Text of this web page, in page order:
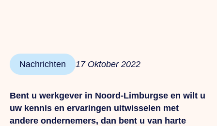
Nachrichten 17 Oktober 2022
Bent u werkgever in Noord-Limburgse en wilt u
uw kennis en ervaringen uitwisselen met
andere ondernemers, dan bent u van harte